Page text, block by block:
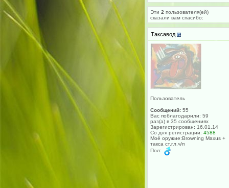
Эти 2 пользователя(ей)
сказали вам cпасибо:
Таксавод
Пользователь
Сообщений: 55
Вас поблагодарили: 59
раз(а) в 35 сообщениях
Зарегистрирован: 16.01.14
Со дня регистрации: 4588
Моё оружие:Browning Maxus +
такса ст.гл.ч/п
Пол: